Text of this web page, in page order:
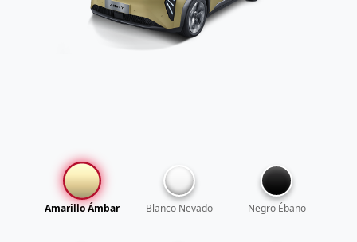
Amarillo Ámbar Blanco Nevado Negro Ébano